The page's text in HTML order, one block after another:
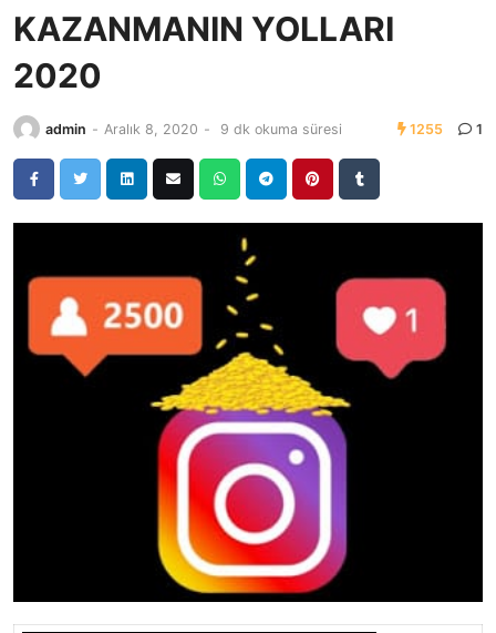
KAZANMANIN YOLLARI
2020
admin - Aralık 8, 2020 - 9 dk okuma süresi 1255 1